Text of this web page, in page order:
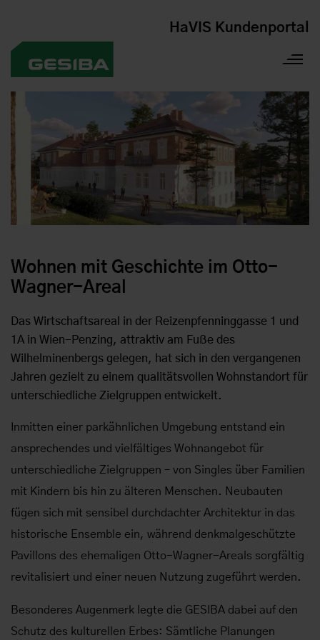
HaVIS Kundenportal
Wohnen mit Geschichte im Otto-
Wagner-Areal
Das Wirtschaftsareal in der Reizenpfenninggasse 1 und
1A in Wien-Penzing, attraktiv am Fuße des
Wilhelminenbergs gelegen, hat sich in den vergangenen
Jahren gezielt zu einem qualitätsvollen Wohnstandort für
unterschiedliche Zielgruppen entwickelt.
Inmitten einer parkähnlichen Umgebung entstand ein
ansprechendes und vielfältiges Wohnangebot für
unterschiedliche Zielgruppen – von Singles über Familien
mit Kindern bis hin zu älteren Menschen. Neubauten
fügen sich mit sensibel durchdachter Architektur in das
historische Ensemble ein, während denkmalgeschützte
Pavillons des ehemaligen Otto-Wagner-Areals sorgfältig
revitalisiert und einer neuen Nutzung zugeführt werden.
Besonderes Augenmerk legte die GESIBA dabei auf den
Schutz des kulturellen Erbes: Sämtliche Planungen